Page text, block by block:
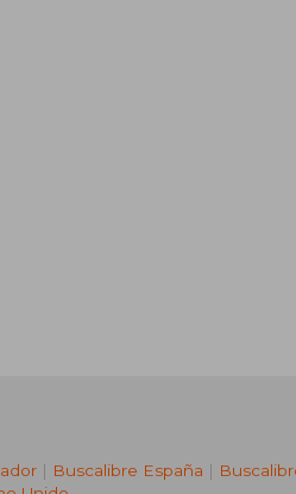
| Buscalibre España |